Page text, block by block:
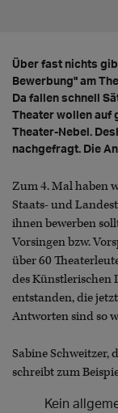
Über fast nichts
Bewerbung" am
Da fallen schnell
Theater wollen auf
Theater-Nebel.
nachgefragt. Die
Zum 4. Mal haben
Staats- und
ihnen bewerben
Vorsingen bzw.
über 60
des Künstlerischen
entstanden, die
Antworten sind so
Sabine Schweitzer,
schreibt zum
Kein